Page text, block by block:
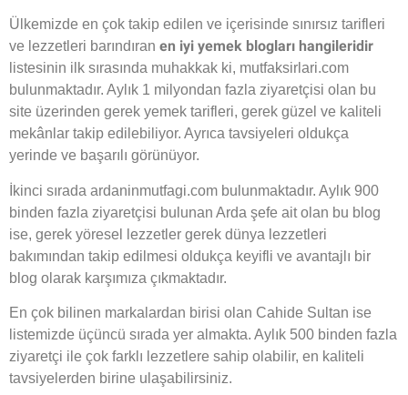
Ülkemizde en çok takip edilen ve içerisinde sınırsız tarifleri
ve lezzetleri barındıran en iyi yemek blogları hangileridir
listesinin ilk sırasında muhakkak ki, mutfaksirlari.com
bulunmaktadır. Aylık 1 milyondan fazla ziyaretçisi olan bu
site üzerinden gerek yemek tarifleri, gerek güzel ve kaliteli
mekânlar takip edilebiliyor. Ayrıca tavsiyeleri oldukça
yerinde ve başarılı görünüyor.
İkinci sırada ardaninmutfagi.com bulunmaktadır. Aylık 900
binden fazla ziyaretçisi bulunan Arda şefe ait olan bu blog
ise, gerek yöresel lezzetler gerek dünya lezzetleri
bakımından takip edilmesi oldukça keyifli ve avantajlı bir
blog olarak karşımıza çıkmaktadır.
En çok bilinen markalardan birisi olan Cahide Sultan ise
listemizde üçüncü sırada yer almakta. Aylık 500 binden fazla
ziyaretçi ile çok farklı lezzetlere sahip olabilir, en kaliteli
tavsiyelerden birine ulaşabilirsiniz.